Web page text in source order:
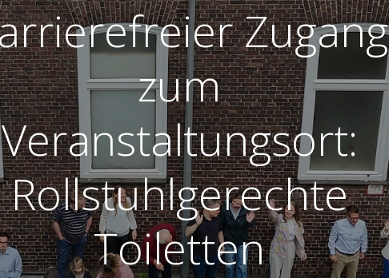
Zugang
zum
Veranstaltungsort:
Rollstuhlgerechte
Toiletten